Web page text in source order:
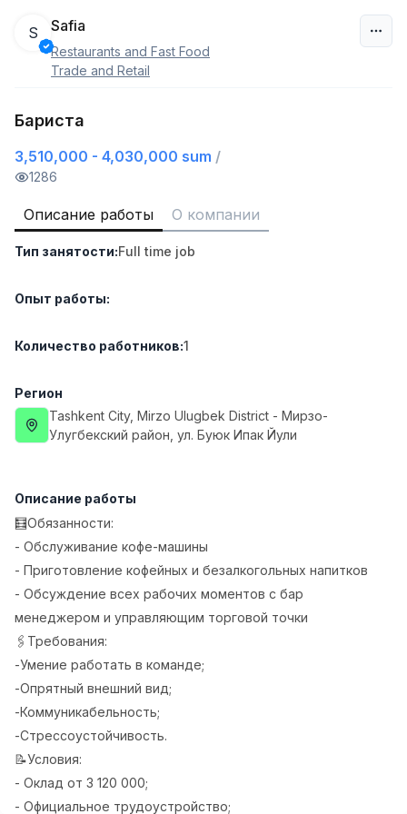
Узбекистан
Руководитель отдела продаж
6,000,000 - 15,000,000 sum
Full time job
Ish joyidan
Работник склада
ASIAN
ASIAN
Full time job
Ish joyidan
3,000,000 - 10,000,000 sum
NAVBAHOR APTEKA
Full time job
Ish joyidan
Оператор по продажам (Только для
девушек!)
Договорная
Full time job
TOP
Агент по продажам
Договорная
LION_ESTATE
Full time job
Преподаватель общего английского
S Safia
Restaurants and Fast Food
Trade and Retail
Бариста
3,510,000 - 4,030,000 sum /
1286
Описание работы О компании
Тип занятости:Full time job
Опыт работы:
Количество работников:1
Регион
Tashkent City, Mirzo Ulugbek District - Мирзо-
Улугбекский район, ул. Буюк Ипак Йули
Описание работы
🧮Обязанности:
- Обслуживание кофе-машины
- Приготовление кофейных и безалкогольных напитков
- Обсуждение всех рабочих моментов с бар
менеджером и управляющим торговой точки
🖇Требования:
-Умение работать в команде;
-Опрятный внешний вид;
-Коммуникабельность;
-Стрессоустойчивость.
📝Условия:
- Оклад от 3 120 000;
- Официальное трудоустройство;
Вакансии Категории